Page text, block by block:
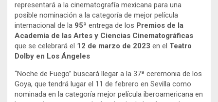
representará a la cinematografía mexicana para una
posible nominación a la categoría de mejor película
internacional de la 95ª entrega de los Premios de la
Academia de las Artes y Ciencias Cinematográficas
que se celebrará el 12 de marzo de 2023 en el Teatro
Dolby en Los Ángeles
“Noche de Fuego” buscará llegar a la 37ª ceremonia de los
Goya, que tendrá lugar el 11 de febrero en Sevilla como
nominada en la categoría mejor película iberoamericana en